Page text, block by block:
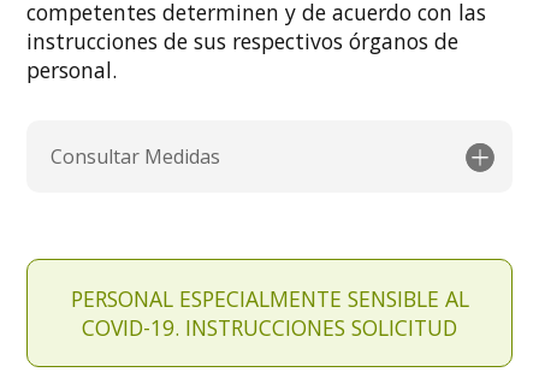
competentes determinen y de acuerdo con las
instrucciones de sus respectivos órganos de
personal.
Consultar Medidas
PERSONAL ESPECIALMENTE SENSIBLE AL
COVID-19. INSTRUCCIONES SOLICITUD